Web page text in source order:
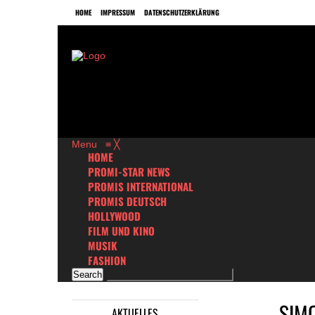
HOME IMPRESSUM DATENSCHUTZERKLÄRUNG
Menu ≡ ╳
HOME
PROMI-STAR NEWS
PROMIS INTERNATIONAL
PROMIS DEUTSCH
HOLLYWOOD
FILM UND KINO
MUSIK
FASHION